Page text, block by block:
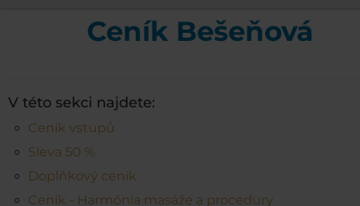
Ceník Bešeňová
V této sekci najdete:
Ceník vstupů
Sleva 50 %
Doplňkový ceník
Ceník - Harmónia masáže a procedury